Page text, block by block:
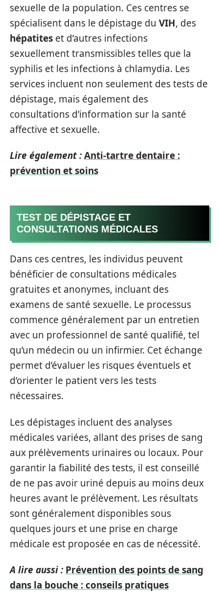
sexuelle de la population. Ces centres se
spécialisent dans le dépistage du VIH, des
hépatites et d’autres infections
sexuellement transmissibles telles que la
syphilis et les infections à chlamydia. Les
services incluent non seulement des tests de
dépistage, mais également des
consultations d’information sur la santé
affective et sexuelle.
Lire également :Anti-tartre dentaire :
prévention et soins
TEST DE DÉPISTAGE ET
CONSULTATIONS MÉDICALES
Dans ces centres, les individus peuvent
bénéficier de consultations médicales
gratuites et anonymes, incluant des
examens de santé sexuelle. Le processus
commence généralement par un entretien
avec un professionnel de santé qualifié, tel
qu’un médecin ou un infirmier. Cet échange
permet d’évaluer les risques éventuels et
d’orienter le patient vers les tests
nécessaires.
Les dépistages incluent des analyses
médicales variées, allant des prises de sang
aux prélèvements urinaires ou locaux. Pour
garantir la fiabilité des tests, il est conseillé
de ne pas avoir uriné depuis au moins deux
heures avant le prélèvement. Les résultats
sont généralement disponibles sous
quelques jours et une prise en charge
médicale est proposée en cas de nécessité.
A lire aussi : Prévention des points de sang
dans la bouche : conseils pratiques